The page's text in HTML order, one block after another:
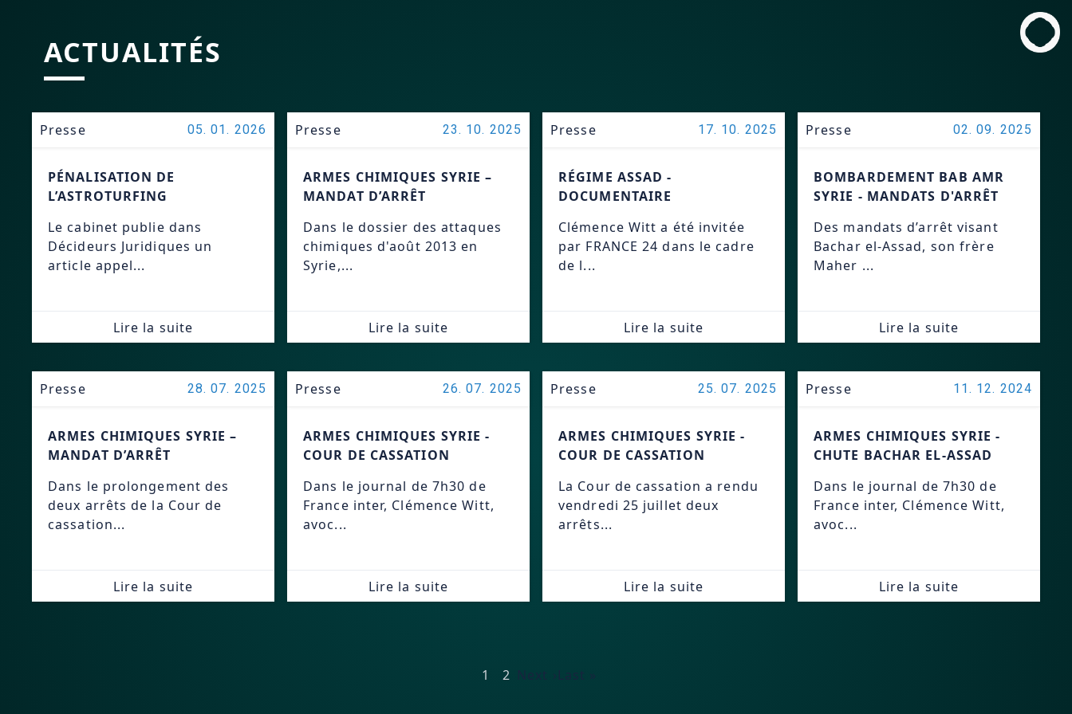
ACTUALITÉS
Presse 05. 01. 2026
PÉNALISATION DE
L’ASTROTURFING
Le cabinet publie dans
Décideurs Juridiques un
article appel...
Lire la suite
Presse 23. 10. 2025
ARMES CHIMIQUES SYRIE –
MANDAT D’ARRÊT
Dans le dossier des attaques
chimiques d'août 2013 en
Syrie,...
Lire la suite
Presse 17. 10. 2025
RÉGIME ASSAD -
DOCUMENTAIRE
Clémence Witt a été invitée
par FRANCE 24 dans le cadre
de l...
Lire la suite
Presse 02. 09. 2025
BOMBARDEMENT BAB AMR
SYRIE - MANDATS D'ARRÊT
Des mandats d’arrêt visant
Bachar el-Assad, son frère
Maher ...
Lire la suite
Presse 28. 07. 2025
ARMES CHIMIQUES SYRIE –
MANDAT D’ARRÊT
Dans le prolongement des
deux arrêts de la Cour de
cassation...
Lire la suite
Presse 26. 07. 2025
ARMES CHIMIQUES SYRIE -
COUR DE CASSATION
Dans le journal de 7h30 de
France inter, Clémence Witt,
avoc...
Lire la suite
Presse 25. 07. 2025
ARMES CHIMIQUES SYRIE -
COUR DE CASSATION
La Cour de cassation a rendu
vendredi 25 juillet deux
arrêts...
Lire la suite
Presse 11. 12. 2024
ARMES CHIMIQUES SYRIE -
CHUTE BACHAR EL-ASSAD
Dans le journal de 7h30 de
France inter, Clémence Witt,
avoc...
Lire la suite
1 2 Next › Last »